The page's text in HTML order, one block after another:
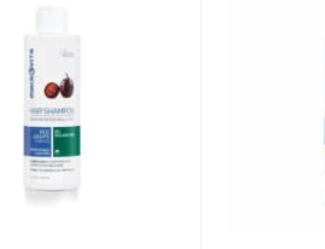
τα εξαιρετικά απαλά.